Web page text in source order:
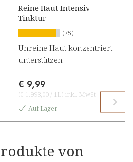
Reine Haut Intensiv
Tinktur
(75)
Unreine Haut konzentriert
unterstützen
€ 9,99
(€ 1.998,00 / 1L) inkl. MwSt
Auf Lager
von